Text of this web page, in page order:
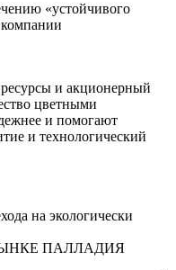
«устойчивого
компании
и акционерный
цветными
и помогают
и технологический
на экологически
ПАЛЛАДИЯ